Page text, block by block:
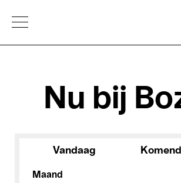
Open Menu
Nu bij
Vandaag
Maand